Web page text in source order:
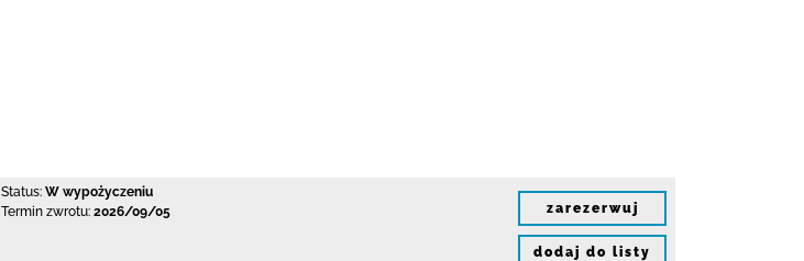
Status: W wypożyczeniu
Termin zwrotu: 2026/09/05 zarezerwuj
dodaj do listy